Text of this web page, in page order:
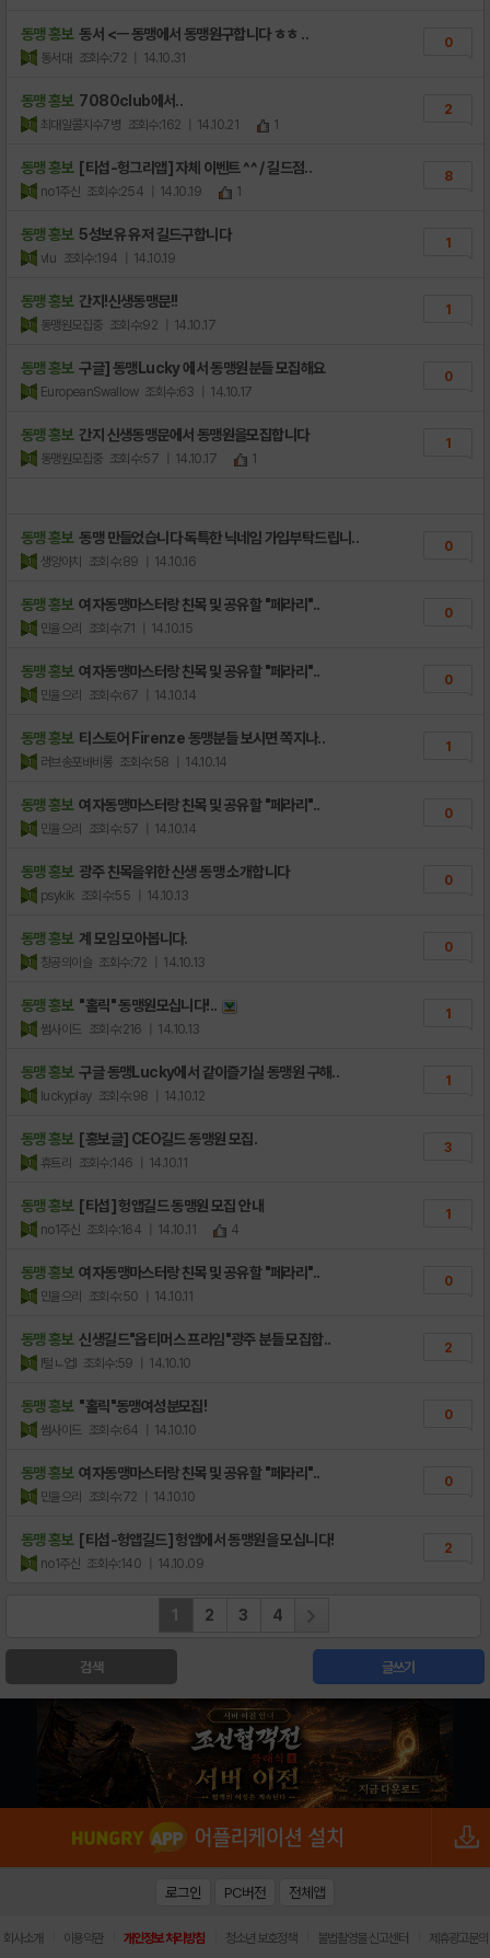
동맹 홍보 동서 <ㅡ 동맹에서 동맹원구합니다 ㅎㅎ ..
동서대 조회수:72 | 14.10.31
0
동맹 홍보 7080club에서..
최대알콜지수7병 조회수:162 | 14.10.21 1
2
동맹 홍보 [티섭-헝그리앱] 자체 이벤트 ^^ / 길드점..
no1주신 조회수:254 | 14.10.19 1
8
동맹 홍보 5성보유 유저 길드구합니다
vlu 조회수:194 | 14.10.19
1
동맹 홍보 간지!신생동맹문!!
동맹원모집중 조회수:92 | 14.10.17
1
동맹 홍보 구글] 동맹Lucky 에서 동맹원분들 모집해요
EuropeanSwallow 조회수:63 | 14.10.17
0
동맹 홍보 간지 신생동맹문에서 동맹원을모집합니다
동맹원모집중 조회수:57 | 14.10.17 1
1
동맹 홍보 동맹 만들었습니다 독특한 닉네임 가입부탁드립니..
생양아치 조회수:89 | 14.10.16
0
동맹 홍보 여자동맹마스터랑 친목 및 공유할 "페라리"..
민율으리 조회수:71 | 14.10.15
0
동맹 홍보 여자동맹마스터랑 친목 및 공유할 "페라리"..
민율으리 조회수:67 | 14.10.14
0
동맹 홍보 티스토어 Firenze 동맹분들 보시면 쪽지나..
러브송포바비롱 조회수:58 | 14.10.14
1
동맹 홍보 여자동맹마스터랑 친목 및 공유할 "페라리"..
민율으리 조회수:57 | 14.10.14
0
동맹 홍보 광주 친목을위한 신생 동맹 소개합니다
psykik 조회수:55 | 14.10.13
0
동맹 홍보 계 모임 모아봅니다.
창공의이슬 조회수:72 | 14.10.13
0
동맹 홍보 "홀릭" 동맹원모십니다!..
썸사이드 조회수:216 | 14.10.13
1
동맹 홍보 구글 동맹Lucky에서 같이즐기실 동맹원 구해..
luckyplay 조회수:98 | 14.10.12
1
동맹 홍보 [홍보글] CEO길드 동맹원 모집.
휴트리 조회수:146 | 14.10.11
3
동맹 홍보 [티섭] 헝앱길드 동맹원 모집 안내
no1주신 조회수:164 | 14.10.11 4
1
동맹 홍보 여자동맹마스터랑 친목 및 공유할 "페라리"..
민율으리 조회수:50 | 14.10.11
0
동맹 홍보 신생길드"옵티머스 프라임"광주 분들 모집합..
l털ㄴ업l 조회수:59 | 14.10.10
2
동맹 홍보 "홀릭"동맹여성분모집!
썸사이드 조회수:64 | 14.10.10
0
동맹 홍보 여자동맹마스터랑 친목 및 공유할 "페라리"..
민율으리 조회수:72 | 14.10.10
0
동맹 홍보 [티섭-헝앱길드] 헝앱에서 동맹원을 모십니다!
no1주신 조회수:140 | 14.10.09
2
1 2 3 4
검색 글쓰기
로그인 PC버전 전체앱
회사소개 이용약관 개인정보 처리방침 청소년 보호정책 불법촬영물 신고센터 제휴광고문의